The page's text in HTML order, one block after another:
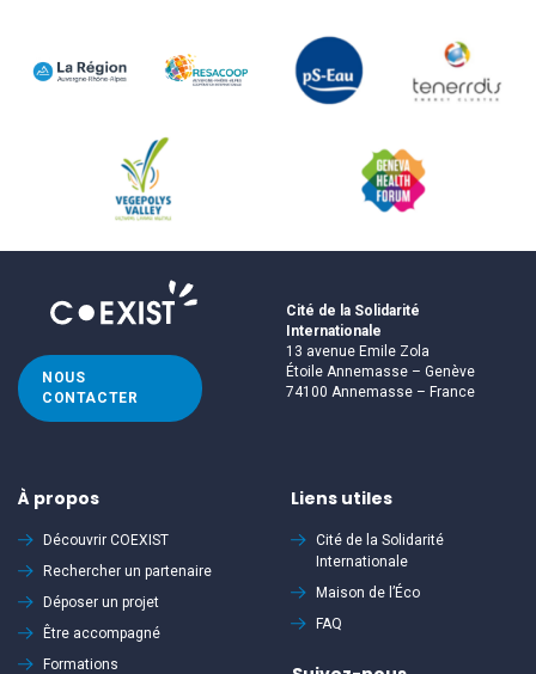
NOUS
CONTACTER
Cité de la Solidarité
Internationale
13 avenue Emile Zola
Étoile Annemasse – Genève
74100 Annemasse – France
À propos
Découvrir COEXIST
Rechercher un partenaire
Déposer un projet
Être accompagné
Formations
Liens utiles
Cité de la Solidarité
Internationale
Maison de l’Éco
FAQ